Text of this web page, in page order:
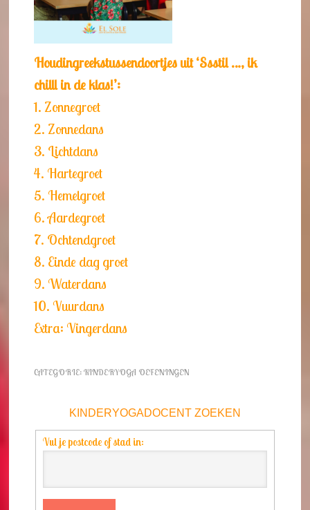
Houdingreekstussendoortjes uit ‘Ssstil …, ik
chilll in de klas!’:
1. Zonnegroet
2. Zonnedans
3. Lichtdans
4. Hartegroet
5. Hemelgroet
6. Aardegroet
7. Ochtendgroet
8. Einde dag groet
9. Waterdans
10. Vuurdans
Extra: Vingerdans
CATEGORIE:KINDERYOGA OEFENINGEN
KINDERYOGADOCENT ZOEKEN
Vul je postcode of stad in: